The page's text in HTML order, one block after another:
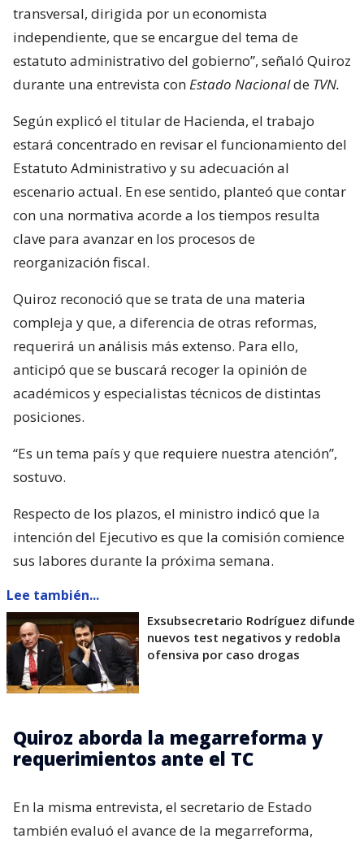
transversal, dirigida por un economista
independiente, que se encargue del tema de
estatuto administrativo del gobierno”, señaló Quiroz
durante una entrevista con Estado Nacionalde TVN.
Según explicó el titular de Hacienda, el trabajo
estará concentrado en revisar el funcionamiento del
Estatuto Administrativo y su adecuación al
escenario actual. En ese sentido, planteó que contar
con una normativa acorde a los tiempos resulta
clave para avanzar en los procesos de
reorganización fiscal.
Quiroz reconoció que se trata de una materia
compleja y que, a diferencia de otras reformas,
requerirá un análisis más extenso. Para ello,
anticipó que se buscará recoger la opinión de
académicos y especialistas técnicos de distintas
posiciones.
“Es un tema país y que requiere nuestra atención”,
sostuvo.
Respecto de los plazos, el ministro indicó que la
intención del Ejecutivo es que la comisión comience
sus labores durante la próxima semana.
Lee también...
Exsubsecretario Rodríguez difunde
nuevos test negativos y redobla
ofensiva por caso drogas
Quiroz aborda la megarreforma y
requerimientos ante el TC
En la misma entrevista, el secretario de Estado
también evaluó el avance de la megarreforma,